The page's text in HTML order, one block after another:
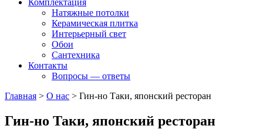
Комплектация
Натяжные потолки
Керамическая плитка
Интерьерный свет
Обои
Сантехника
Контакты
Вопросы — ответы
Главная > О нас > Гин-но Таки, японский ресторан
Гин-но Таки, японский ресторан